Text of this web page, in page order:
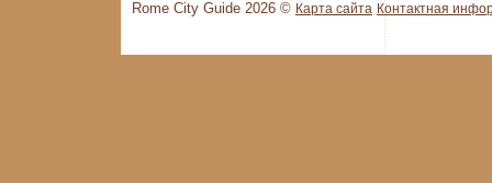
Rome City Guide 2026 © Карта сайта Контактная